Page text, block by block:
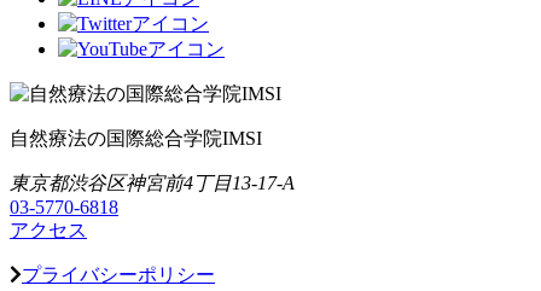
自然療法の国際総合学院IMSI
東京都渋谷区神宮前4丁目13-17-A
03-5770-6818
アクセス
プライバシーポリシー